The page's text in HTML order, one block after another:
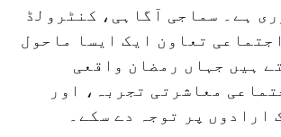
ہے۔ سماجی آگاہی، کنٹرولڈ
تعاون ایک ایسا ماحول
ہیں جہاں رمضان واقعی
معاشرتی تجربہ، اور
ارادوں پر توجہ دے سکے۔